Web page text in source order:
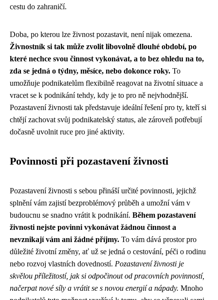
cestu do zahraničí.
Doba, po kterou lze živnost pozastavit, není nijak omezena.
Živnostník si tak může zvolit libovolně dlouhé období, po
které nechce svou činnost vykonávat, a to bez ohledu na to,
zda se jedná o týdny, měsíce, nebo dokonce roky. To
umožňuje podnikatelům flexibilně reagovat na životní situace a
vracet se k podnikání tehdy, kdy je to pro ně nejvhodnější.
Pozastavení živnosti tak představuje ideální řešení pro ty, kteří si
chtějí zachovat svůj podnikatelský status, ale zároveň potřebují
dočasně uvolnit ruce pro jiné aktivity.
Povinnosti při pozastavení živnosti
Pozastavení živnosti s sebou přináší určité povinnosti, jejichž
splnění vám zajistí bezproblémový průběh a umožní vám v
budoucnu se snadno vrátit k podnikání. Během pozastavení
živnosti nejste povinni vykonávat žádnou činnost a
nevznikají vám ani žádné příjmy. To vám dává prostor pro
důležité životní změny, ať už se jedná o cestování, péči o rodinu
nebo rozvoj vlastních dovedností. Pozastavení živnosti je
skvělou příležitostí, jak si odpočinout od pracovních povinností,
načerpat nové síly a vrátit se s novou energií a nápady. Mnoho